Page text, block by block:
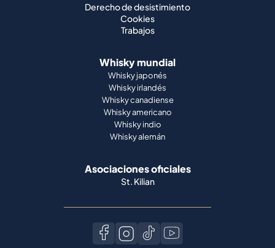
Derecho de desistimiento
Cookies
Trabajos
Whisky mundial
Whisky japonés
Whisky irlandés
Whisky canadiense
Whisky americano
Whisky indio
Whisky alemán
Asociaciones oficiales
St. Kilian